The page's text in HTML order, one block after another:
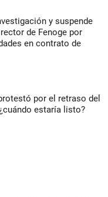
y suspende
de Fenoge por
en contrato de
por el retraso del
estaría listo?